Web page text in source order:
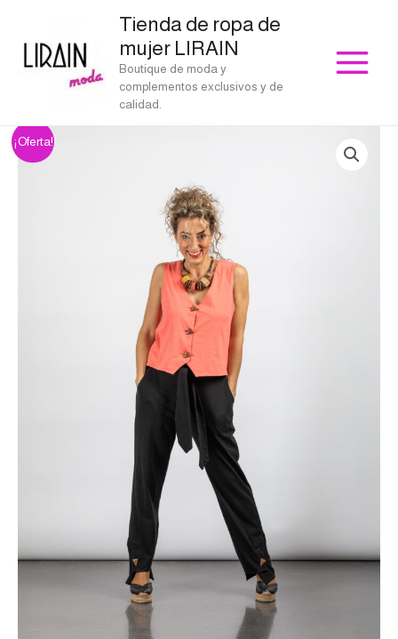
contenido
Tienda de ropa de
mujer LIRAIN
Boutique de moda y
complementos exclusivos y de
calidad.
¡Oferta!
actual
€31.50.
Chaleco
Olga